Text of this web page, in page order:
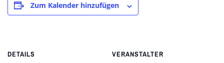
Zum Kalender hinzufügen
DETAILS VERANSTALTER